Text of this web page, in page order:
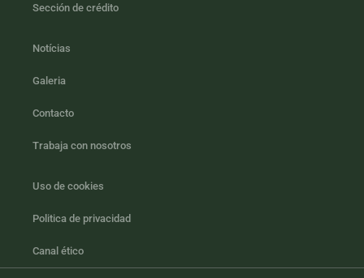
Sección de crédito
Notícias
Galeria
Contacto
Trabaja con nosotros
Uso de cookies
Politica de privacidad
Canal ético